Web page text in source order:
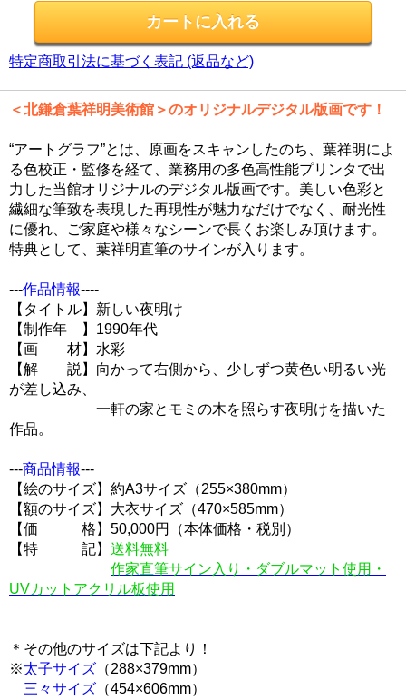
特定商取引法に基づく表記 (返品など)
＜北鎌倉葉祥明美術館＞のオリジナルデジタル版画です！
“アートグラフ”とは、原画をスキャンしたのち、葉祥明によ
る色校正・監修を経て、業務用の多色高性能プリンタで出
力した当館オリジナルのデジタル版画です。美しい色彩と
繊細な筆致を表現した再現性が魅力なだけでなく、耐光性
に優れ、ご家庭や様々なシーンで長くお楽しみ頂けます。
特典として、葉祥明直筆のサインが入ります。
---作品情報----
【タイトル】新しい夜明け
【制作年 】1990年代
【画 材】水彩
【解 説】向かって右側から、少しずつ黄色い明るい光
が差し込み、
一軒の家とモミの木を照らす夜明けを描いた
作品。
---商品情報---
【絵のサイズ】約A3サイズ（255×380mm）
【額のサイズ】大衣サイズ（470×585mm）
【価 格】50,000円（本体価格・税別）
【特 記】 送料無料
作家直筆サイン入り・ダブルマット使用・
UVカットアクリル板使用
＊その他のサイズは下記より！
※太子サイズ （288×379mm）
三々サイズ （454×606mm）